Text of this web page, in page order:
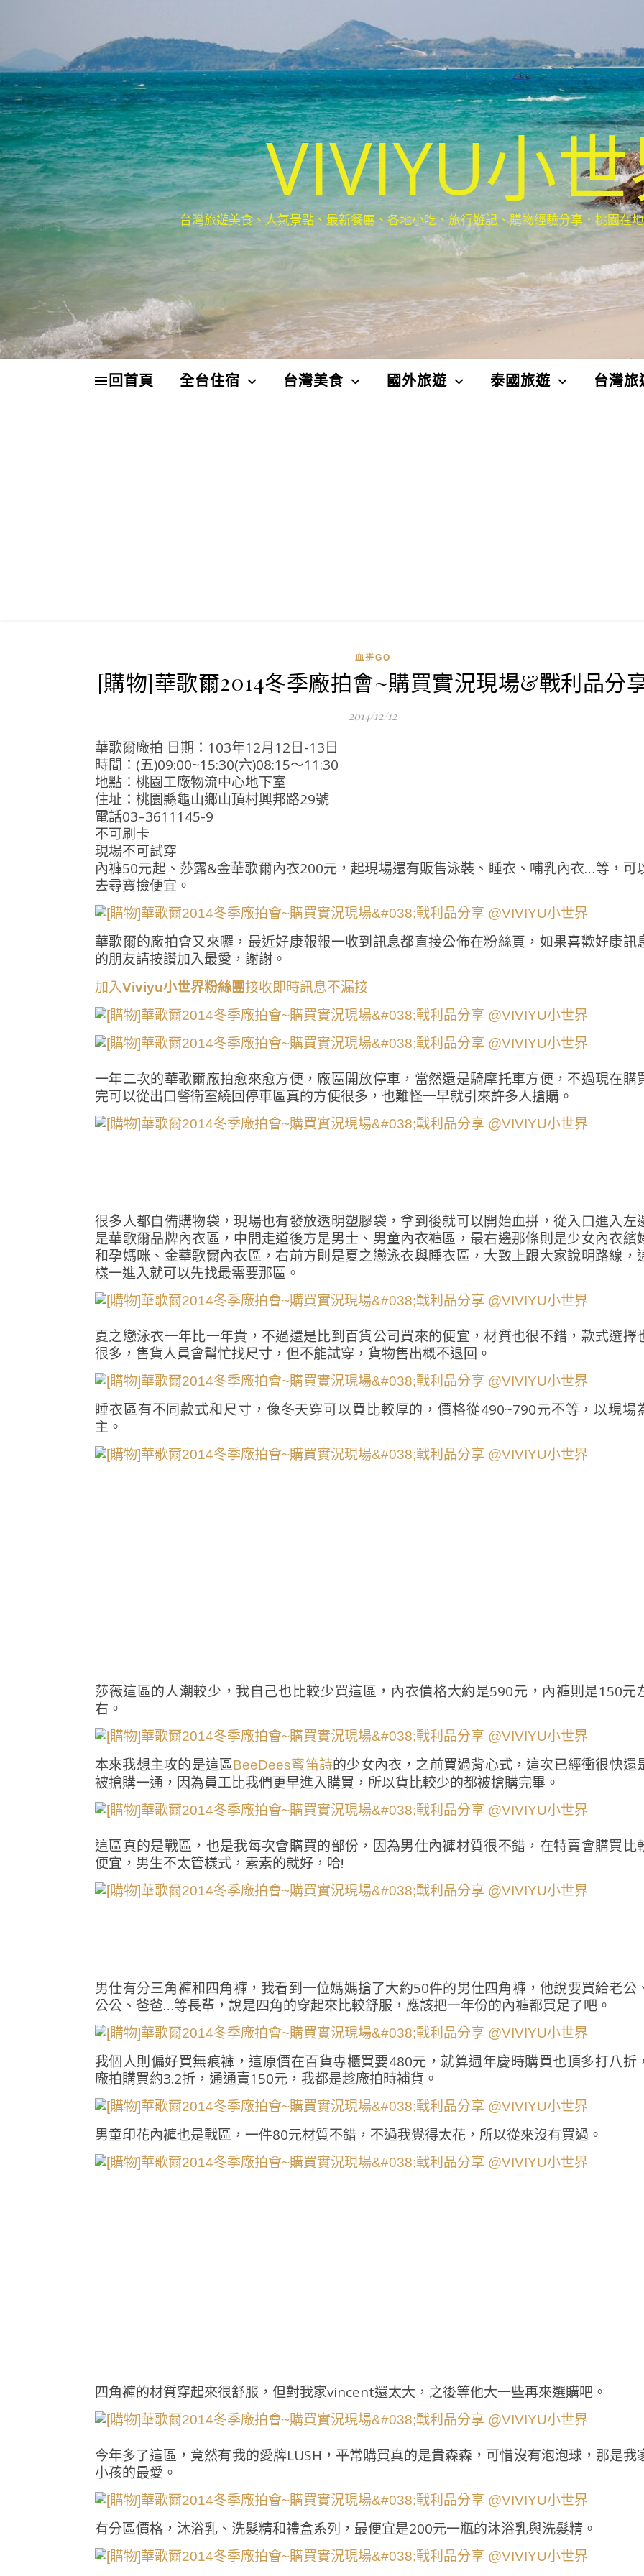
VIVIYU小
台灣旅遊美食、人氣景點、最新餐廳、各地小吃、旅行遊記、購物經驗分享．桃園在
回首頁 全台住宿 台灣美食 國外旅遊 泰國旅遊 台灣旅
血拼GO
[購物]華歌爾2014冬季廠拍會~購買實況現場&戰利品分
2014/12/12
華歌爾廠拍 日期：103年12月12日-13日
時間：(五)09:00~15:30(六)08:15～11:30
地點：桃園工廠物流中心地下室
住址：桃園縣龜山鄉山頂村興邦路29號
電話03–3611145-9
不可刷卡
現場不可試穿
內褲50元起、莎露&金華歌爾內衣200元，起現場還有販售泳裝、睡衣、哺乳內衣…等，可
去尋寶撿便宜。
華歌爾的廠拍會又來囉，最近好康報報一收到訊息都直接公佈在粉絲頁，如果喜歡好康訊
的朋友請按讚加入最愛，謝謝。
加入Viviyu小世界粉絲團接收即時訊息不漏接
一年二次的華歌爾廠拍愈來愈方便，廠區開放停車，當然還是騎摩托車方便，不過現在購
完可以從出口警衛室繞回停車區真的方便很多，也難怪一早就引來許多人搶購。
很多人都自備購物袋，現場也有發放透明塑膠袋，拿到後就可以開始血拼，從入口進入左
是華歌爾品牌內衣區，中間走道後方是男士、男童內衣褲區，最右邊那條則是少女內衣繽
和孕媽咪、金華歌爾內衣區，右前方則是夏之戀泳衣與睡衣區，大致上跟大家說明路線，
樣一進入就可以先找最需要那區。
夏之戀泳衣一年比一年貴，不過還是比到百貨公司買來的便宜，材質也很不錯，款式選擇
很多，售貨人員會幫忙找尺寸，但不能試穿，貨物售出概不退回。
睡衣區有不同款式和尺寸，像冬天穿可以買比較厚的，價格從490~790元不等，以現場
主。
莎薇這區的人潮較少，我自己也比較少買這區，內衣價格大約是590元，內褲則是150元
右。
本來我想主攻的是這區BeeDees蜜笛詩的少女內衣，之前買過背心式，這次已經衝很快還
被搶購一通，因為員工比我們更早進入購買，所以貨比較少的都被搶購完畢。
這區真的是戰區，也是我每次會購買的部份，因為男仕內褲材質很不錯，在特賣會購買比
便宜，男生不太管樣式，素素的就好，哈!
男仕有分三角褲和四角褲，我看到一位媽媽搶了大約50件的男仕四角褲，他說要買給老公
公公、爸爸…等長輩，說是四角的穿起來比較舒服，應該把一年份的內褲都買足了吧。
我個人則偏好買無痕褲，這原價在百貨專櫃買要480元，就算週年慶時購買也頂多打八折
廠拍購買約3.2折，通通賣150元，我都是趁廠拍時補貨。
男童印花內褲也是戰區，一件80元材質不錯，不過我覺得太花，所以從來沒有買過。
四角褲的材質穿起來很舒服，但對我家vincent還太大，之後等他大一些再來選購吧。
今年多了這區，竟然有我的愛牌LUSH，平常購買真的是貴森森，可惜沒有泡泡球，那是我
小孩的最愛。
有分區價格，沐浴乳、洗髮精和禮盒系列，最便宜是200元一瓶的沐浴乳與洗髮精。